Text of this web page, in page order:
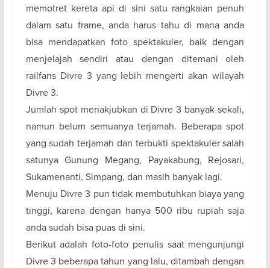
memotret kereta api di sini satu rangkaian penuh
dalam satu frame, anda harus tahu di mana anda
bisa mendapatkan foto spektakuler, baik dengan
menjelajah sendiri atau dengan ditemani oleh
railfans Divre 3 yang lebih mengerti akan wilayah
Divre 3.
Jumlah spot menakjubkan di Divre 3 banyak sekali,
namun belum semuanya terjamah. Beberapa spot
yang sudah terjamah dan terbukti spektakuler salah
satunya Gunung Megang, Payakabung, Rejosari,
Sukamenanti, Simpang, dan masih banyak lagi.
Menuju Divre 3 pun tidak membutuhkan biaya yang
tinggi, karena dengan hanya 500 ribu rupiah saja
anda sudah bisa puas di sini.
Berikut adalah foto-foto penulis saat mengunjungi
Divre 3 beberapa tahun yang lalu, ditambah dengan